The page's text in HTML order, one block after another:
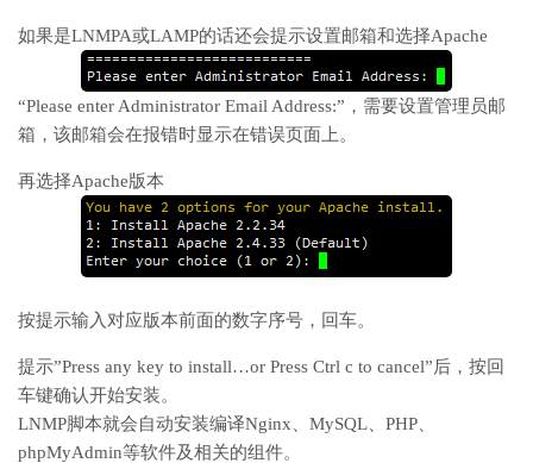
如果是LNMPA或LAMP的话还会提示设置邮箱和选择Apache
“Please enter Administrator Email Address:”，需要设置管理员邮
箱，该邮箱会在报错时显示在错误页面上。
再选择Apache版本
按提示输入对应版本前面的数字序号，回车。
提示”Press any key to install…or Press Ctrl c to cancel”后，按回
车键确认开始安装。
LNMP脚本就会自动安装编译Nginx、MySQL、PHP、
phpMyAdmin等软件及相关的组件。